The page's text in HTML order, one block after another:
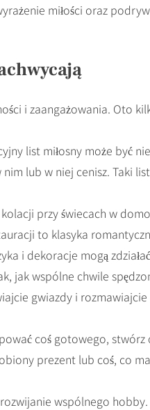
miłości oraz
i zaangażowania. Oto
list miłosny może być
lub w niej cenisz. Taki
przy świecach w
to klasyka
i dekoracje mogą
jak wspólne chwile
gwiazdy i
coś gotowego, stwórz
prezent lub coś, co
wspólnego